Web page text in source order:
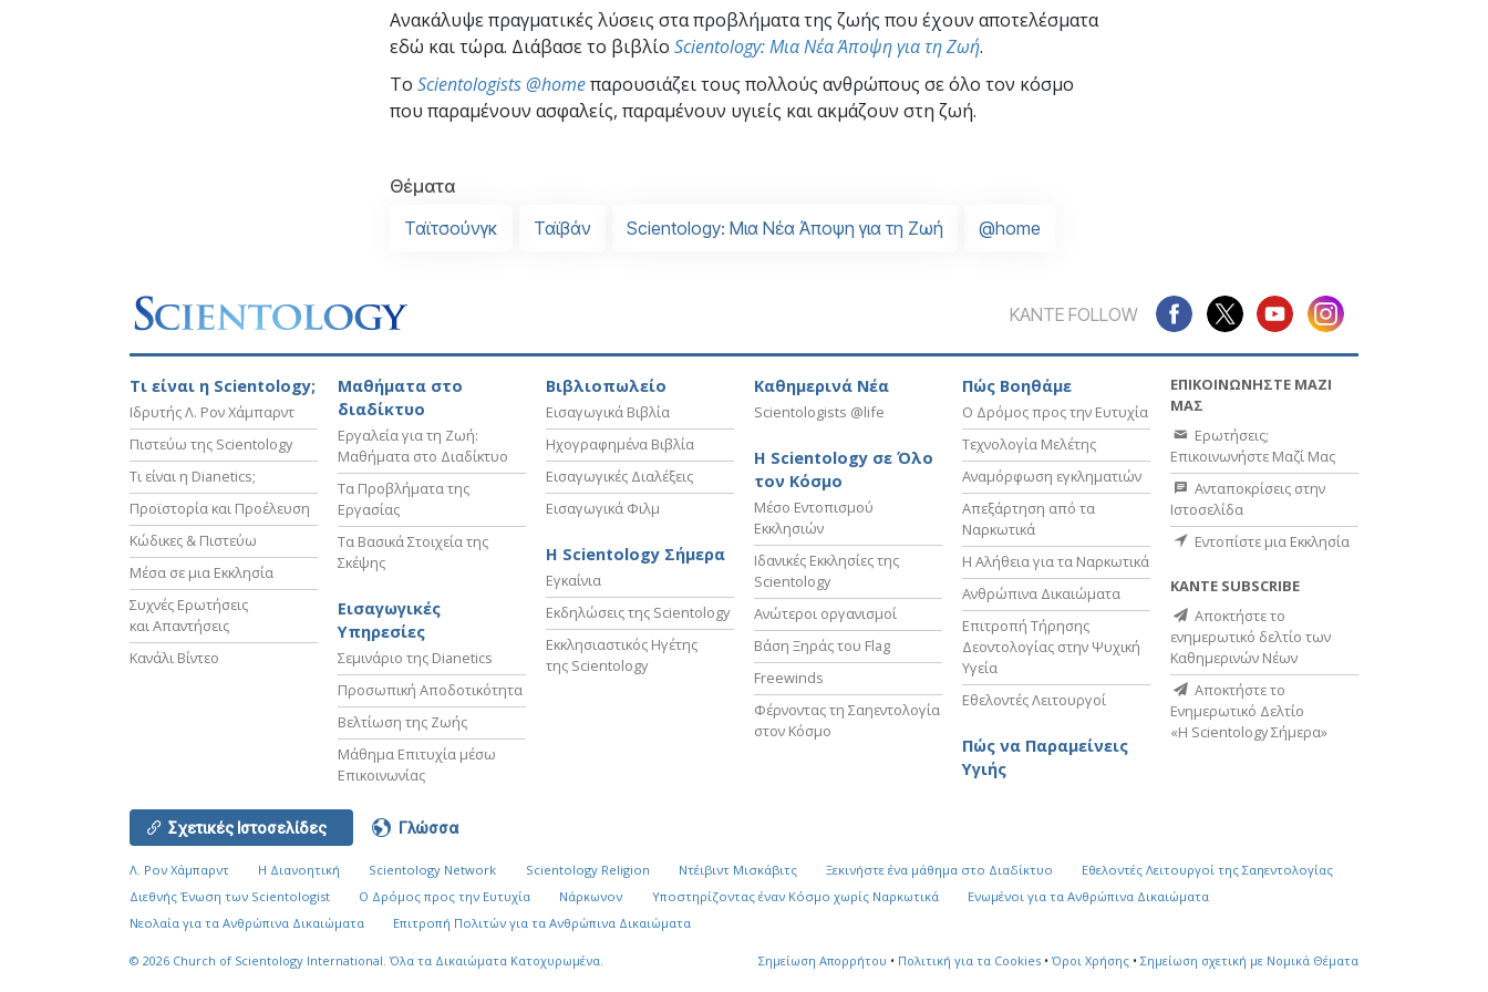
Ανακάλυψε πραγματικές λύσεις στα προβλήματα της ζωής που έχουν αποτελέσματα
εδώ και τώρα. Διάβασε το βιβλίο Scientology: Μια Νέα Άποψη για τη Ζωή.
To Scientologists @homeπαρουσιάζει τους πολλούς ανθρώπους σε όλο τον κόσμο
που παραμένουν ασφαλείς, παραμένουν υγιείς και ακμάζουν στη ζωή.
Θέματα
Ταϊτσούνγκ
Ταϊβάν Scientology: Μια Νέα Άποψη για τη Ζωή @home
ΚΑΝΤΕ FOLLOW
Τι είναι η Scientology;
Ιδρυτής Λ. Ρον Χάμπαρντ
Πιστεύω της Scientology
Τι είναι η Dianetics;
Προϊστορία και Προέλευση
Κώδικες & Πιστεύω
Μέσα σε μια Εκκλησία
Συχνές Ερωτήσεις
και Απαντήσεις
Κανάλι Βίντεο
Μαθήματα στο
διαδίκτυο
Εργαλεία για τη Ζωή:
Μαθήματα στο Διαδίκτυο
Τα Προβλήματα της
Εργασίας
Τα Βασικά Στοιχεία της
Σκέψης
Εισαγωγικές
Υπηρεσίες
Σεμινάριο της Dianetics
Προσωπική Αποδοτικότητα
Βελτίωση της Ζωής
Μάθημα Επιτυχία μέσω
Επικοινωνίας
Βιβλιοπωλείο
Εισαγωγικά Βιβλία
Ηχογραφημένα Βιβλία
Εισαγωγικές Διαλέξεις
Εισαγωγικά Φιλμ
Η Scientology Σήμερα
Εγκαίνια
Εκδηλώσεις της Scientology
Εκκλησιαστικός Ηγέτης
της Scientology
Καθημερινά Νέα
Scientologists @life
Η Scientology σε Όλο
τον Κόσμο
Μέσο Εντοπισμού
Εκκλησιών
Ιδανικές Εκκλησίες της
Scientology
Ανώτεροι οργανισμοί
Βάση Ξηράς του Flag
Freewinds
Φέρνοντας τη Σαηεντολογία
στον Κόσμο
Πώς Βοηθάμε
Ο Δρόμος προς την Ευτυχία
Τεχνολογία Μελέτης
Αναμόρφωση εγκληματιών
Απεξάρτηση από τα
Ναρκωτικά
Η Αλήθεια για τα Ναρκωτικά
Ανθρώπινα Δικαιώματα
Επιτροπή Τήρησης
Δεοντολογίας στην Ψυχική
Υγεία
Εθελοντές Λειτουργοί
Πώς να Παραμείνεις
Υγιής
ΕΠΙΚΟΙΝΩΝΗΣΤΕ ΜΑΖΙ
ΜΑΣ
Ερωτήσεις;
Επικοινωνήστε Μαζί Μας
Ανταποκρίσεις στην
Ιστοσελίδα
Εντοπίστε μια Εκκλησία
ΚΑΝΤΕ SUBSCRIBE
Αποκτήστε το
ενημερωτικό δελτίο των
Καθημερινών Νέων
Αποκτήστε το
Ενημερωτικό Δελτίο
«Η Scientology Σήμερα»
Σχετικές Ιστοσελίδες Γλώσσα
Λ. Ρον Χάμπαρντ Η Διανοητική Scientology Network Scientology Religion Ντέιβιντ Μισκάβιτς Ξεκινήστε ένα μάθημα στο Διαδίκτυο
Εθελοντές Λειτουργοί της Σαηεντολογίας
Διεθνής Ένωση των Scientologist
Ο Δρόμος προς την Ευτυχία Νάρκωνον Υποστηρίζοντας έναν Κόσμο χωρίς Ναρκωτικά
Ενωµένοι για τα Ανθρώπινα Δικαιώµατα
Νεολαία για τα Ανθρώπινα Δικαιώματα
Επιτροπή Πολιτών για τα Ανθρώπινα Δικαιώματα
© 2026 Church of Scientology International. Όλα τα Δικαιώματα Κατοχυρωμένα. Σημείωση Απορρήτου • Πολιτική για τα Cookies • Όροι Χρήσης • Σημείωση σχετική με Νομικά Θέματα